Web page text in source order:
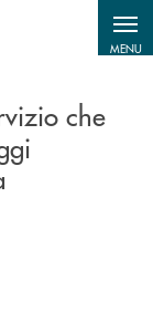
MENU
che